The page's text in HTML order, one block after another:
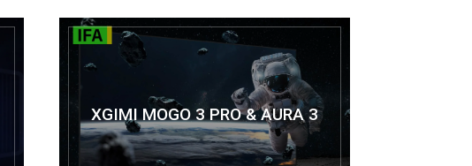
XGIMI MOGO 3 PRO & AURA 3